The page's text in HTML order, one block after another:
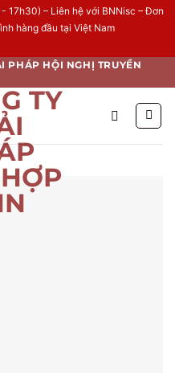
17h30) – Liên hệ với BNNisc – Đơn
hàng đầu tại Việt Nam
PHÁP HỘI NGHỊ TRUYỀN